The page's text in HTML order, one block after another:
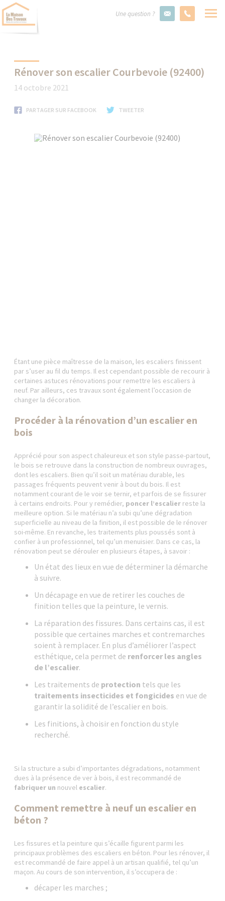
Une question ?
Rénover son escalier Courbevoie (92400)
14 octobre 2021
PARTAGER SUR FACEBOOK TWEETER
Étant une pièce maîtresse de la maison, les escaliers finissent
par s’user au fil du temps. Il est cependant possible de recourir à
certaines astuces rénovations pour remettre les escaliers à
neuf. Par ailleurs, ces travaux sont également l’occasion de
changer la décoration.
Procéder à la rénovation d’un escalier en
bois
Apprécié pour son aspect chaleureux et son style passe-partout,
le bois se retrouve dans la construction de nombreux ouvrages,
dont les escaliers. Bien qu’il soit un matériau durable, les
passages fréquents peuvent venir à bout du bois. Il est
notamment courant de le voir se ternir, et parfois de se fissurer
à certains endroits. Pour y remédier, poncer l’escalier reste la
meilleure option. Si le matériau n’a subi qu’une dégradation
superficielle au niveau de la finition, il est possible de le rénover
soi-même. En revanche, les traitements plus poussés sont à
confier à un professionnel, tel qu’un menuisier. Dans ce cas, la
rénovation peut se dérouler en plusieurs étapes, à savoir :
Un état des lieux en vue de déterminer la démarche
à suivre.
Un décapage en vue de retirer les couches de
finition telles que la peinture, le vernis.
La réparation des fissures. Dans certains cas, il est
possible que certaines marches et contremarches
soient à remplacer. En plus d’améliorer l’aspect
esthétique, cela permet de renforcer les angles
de l’escalier.
Les traitements de protection tels que les
traitements insecticides et fongicides en vue de
garantir la solidité de l’escalier en bois.
Les finitions, à choisir en fonction du style
recherché.
Si la structure a subi d’importantes dégradations, notamment
dues à la présence de ver à bois, il est recommandé de
fabriquer un nouvel escalier.
Comment remettre à neuf un escalier en
béton ?
Les fissures et la peinture qui s’écaille figurent parmi les
principaux problèmes des escaliers en béton. Pour les rénover, il
est recommandé de faire appel à un artisan qualifié, tel qu’un
maçon. Au cours de son intervention, il s’occupera de :
décaper les marches ;